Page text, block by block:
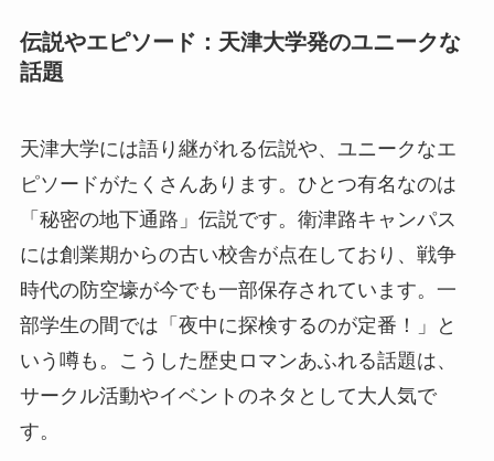
伝説やエピソード：天津大学発のユニークな
話題
天津大学には語り継がれる伝説や、ユニークなエ
ピソードがたくさんあります。ひとつ有名なのは
「秘密の地下通路」伝説です。衛津路キャンパス
には創業期からの古い校舎が点在しており、戦争
時代の防空壕が今でも一部保存されています。一
部学生の間では「夜中に探検するのが定番！」と
いう噂も。こうした歴史ロマンあふれる話題は、
サークル活動やイベントのネタとして大人気で
す。